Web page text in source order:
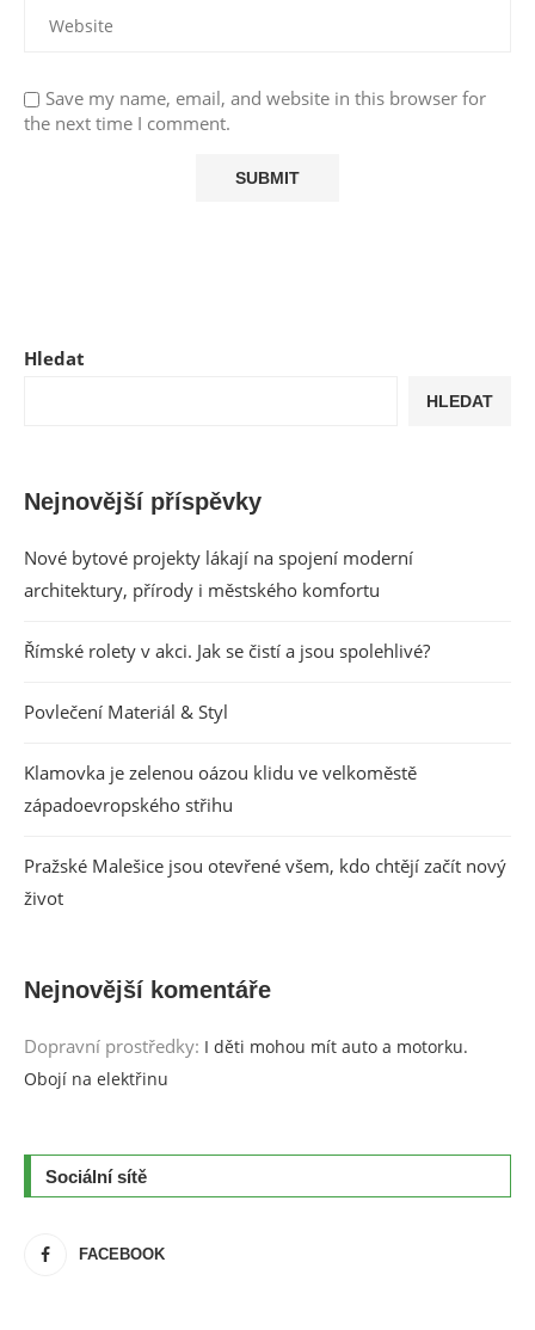
Save my name, email, and website in this browser for
the next time I comment.
Hledat
HLEDAT
Nejnovější příspěvky
Nové bytové projekty lákají na spojení moderní
architektury, přírody i městského komfortu
Římské rolety v akci. Jak se čistí a jsou spolehlivé?
Povlečení Materiál & Styl
Klamovka je zelenou oázou klidu ve velkoměstě
západoevropského střihu
Pražské Malešice jsou otevřené všem, kdo chtějí začít nový
život
Nejnovější komentáře
Dopravní prostředky: I děti mohou mít auto a motorku.
Obojí na elektřinu
Sociální sítě
FACEBOOK